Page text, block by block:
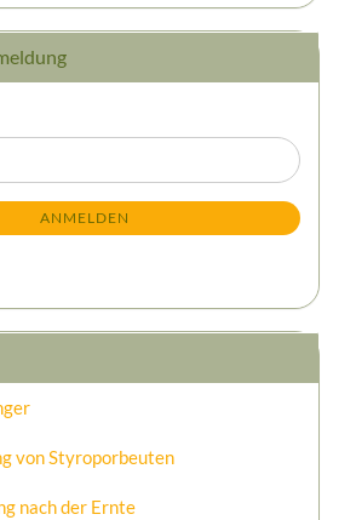
ANMELDEN
von Styroporbeuten
nach der Ernte